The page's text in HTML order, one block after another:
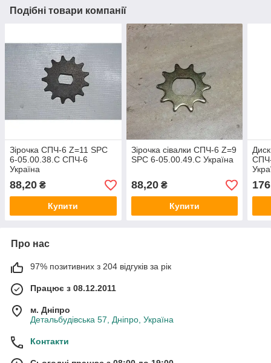
Подібні товари компанії
Зірочка СПЧ-6 Z=11 SPC
6-05.00.38.C СПЧ-6
Україна
88,20 ₴
Купити
Зірочка сівалки СПЧ-6 Z=9
SPC 6-05.00.49.C Україна
88,20₴
Купити
Про нас
97% позитивних з 204 відгуків за рік
Працює з 08.12.2011
м. Дніпро
Детальбудівська 57, Дніпро, Україна
Контакти